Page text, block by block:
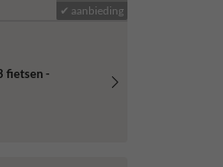
✔ aanbieding
fietsen -